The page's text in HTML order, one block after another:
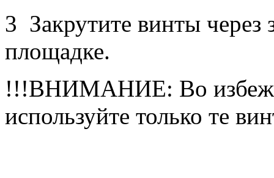
3 Закрутите винты
площадке.
!!!ВНИМАНИЕ: Во
используйте только те